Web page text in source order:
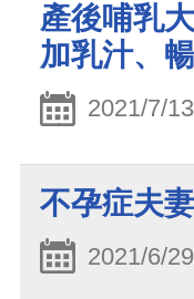
產後哺乳
加乳汁、
2021/7/13
不孕症夫
2021/6/29